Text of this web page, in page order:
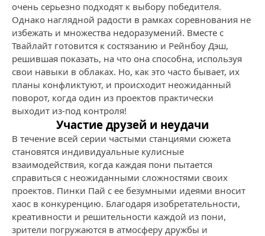
очень серьезно подходят к выбору победителя.
Однако наглядной радости в рамках соревнования не
избежать и множества недоразумений. Вместе с
Твайлайт готовится к состязанию и Рейнбоу Дэш,
решившая показать, на что она способна, используя
свои навыки в облаках. Но, как это часто бывает, их
планы конфликтуют, и происходит неожиданный
поворот, когда один из проектов практически
выходит из-под контроля!
Участие друзей и неудачи
В течение всей серии частыми станциями сюжета
становятся индивидуальные кулисные
взаимодействия, когда каждая пони пытается
справиться с неожиданными сложностями своих
проектов. Пинки Пай с ее безумными идеями вносит
хаос в конкуренцию. Благодаря изобретательности,
креативности и решительности каждой из пони,
зрители погружаются в атмосферу дружбы и